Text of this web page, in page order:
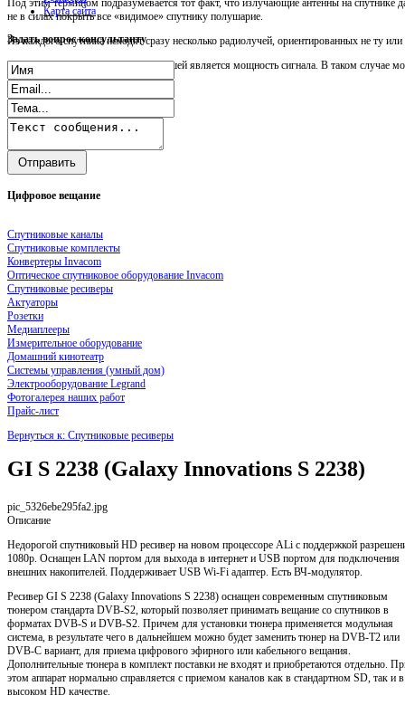
Под этим термином подразумевается тот факт, что излучающие антенны на спутнике
не в силах покрыть все «видимое» спутнику полушарие.
Из каждого спутника исходят сразу несколько радиолучей, ориентированных не ту
Чем ближе к центру зоны, тем большей является мощность сигнала. В таком случае
Карта сайта
Задатьвопрос консультанту
Цифровое вещание
Спутниковые каналы
Спутниковые комплекты
Конвертеры Invacom
Оптическое спутниковое оборудование Invacom
Спутниковые ресиверы
Актуаторы
Розетки
Медиаплееры
Измерительное оборудование
Домашний кинотеатр
Системы управления (умный дом)
Электрооборудование Legrand
Фотогалерея наших работ
Прайс-лист
Вернуться к: Спутниковые ресиверы
GI S 2238 (Galaxy Innovations S 2238)
pic_5326ebe295fa2.jpg
Описание
Недорогой спутниковый HD ресивер на новом процессоре ALi с поддержкой
1080p. Оснащен LAN портом для выхода в интернет и USB портом для подключения
внешних накопителей. Поддерживает USB Wi-Fi адаптер. Есть ВЧ-модулятор.
Ресивер GI S 2238 (Galaxy Innovations S 2238) оснащен современным спутниковым
тюнером стандарта DVB-S2, который позволяет принимать вещание со спутников в
форматах DVB-S и DVB-S2. Причем для установки тюнера применяется модульная
система, в результате чего в дальнейшем можно будет заменить тюнер на DVB-T2 или
DVB-С вариант, для приема цифрового эфирного или кабельного вещания.
Дополнительные тюнера в комплект поставки не входят и приобретаются отдельно.
этом аппарат нормально справляется с приемом каналов как в стандартном SD, так и в
высоком HD качестве.